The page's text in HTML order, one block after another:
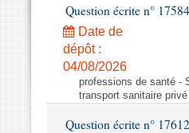
Question écrite n°
Date de
dépôt :
04/08/2026
professions de santé -
transport sanitaire privé
Question écrite n°